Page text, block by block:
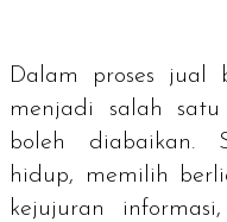
Dalam proses jual
menjadi salah
boleh diabaikan.
hidup, memilih
kejujuran